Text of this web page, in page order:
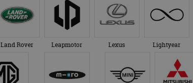
Land Rover Leapmotor Lexus Lightyear